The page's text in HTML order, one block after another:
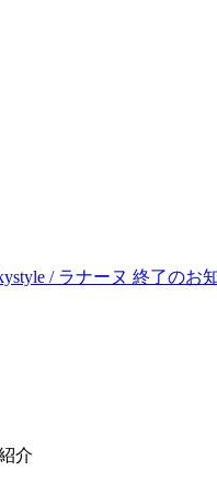
/ ラナーヌ 終了のお
介